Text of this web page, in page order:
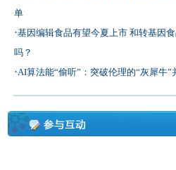
单
·基因编辑食品有望今夏上市 和转基因
吗？
·AI算法能“偷听”：突破伦理的“灰犀牛”